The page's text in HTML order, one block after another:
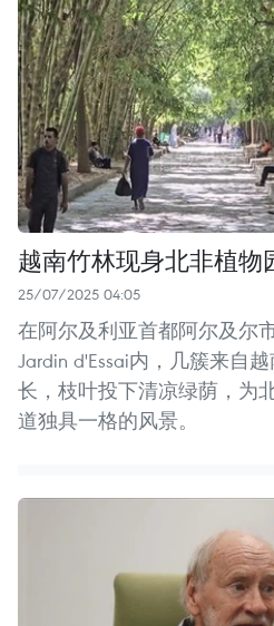
越南竹林现身北非植物
25/07/2025 04:05
在阿尔及利亚首都阿尔及尔
Jardin d'Essai内，几簇来自
长，枝叶投下清凉绿荫，为
道独具一格的风景。